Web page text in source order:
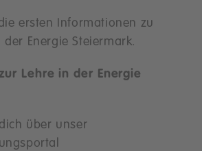
ersten Informationen zu
Energie Steiermark.
Lehre in der Energie
über unser